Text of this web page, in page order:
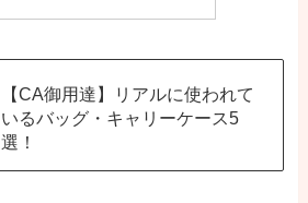
【CA御用達】リアルに使われて
いるバッグ・キャリーケース5
選！